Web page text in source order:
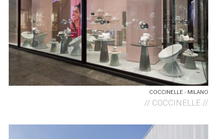
COCCINELLE - MILANO
// COCCINELLE //